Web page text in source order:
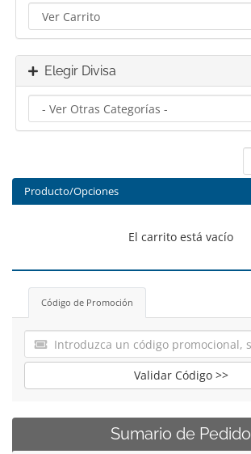
Elegir Divisa
Producto/Opciones
El carrito está vacío
Código de Promoción
Validar Código >>
Sumario de Pedido